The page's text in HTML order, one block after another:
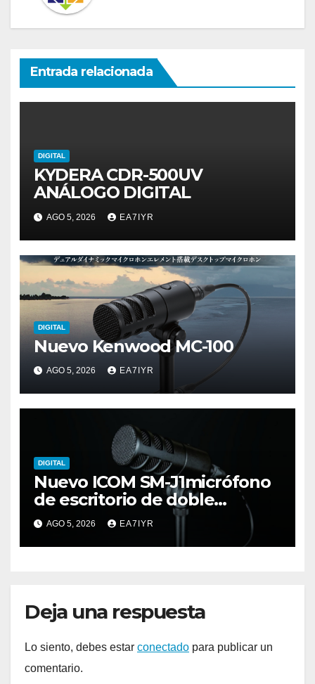
Entrada relacionada
DIGITAL
KYDERA CDR-500UV
ANÁLOGO DIGITAL
AGO 5, 2026 EA7IYR
DIGITAL
Nuevo Kenwood MC-100
AGO 5, 2026 EA7IYR
DIGITAL
Nuevo ICOM SM-J1micrófono
de escritorio de doble
elemento premium
AGO 5, 2026 EA7IYR
Deja una respuesta
Lo siento, debes estar conectado para publicar un
comentario.